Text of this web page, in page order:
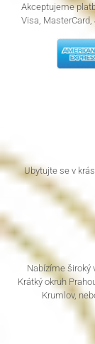
Akceptujeme
Visa, MasterCard,
Ubytujte se v
Nabízíme široký
Krátký okruh
Krumlov,